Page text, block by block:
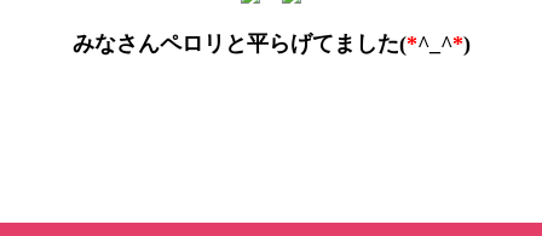
みなさんペロリと平らげてました(*^_^*)